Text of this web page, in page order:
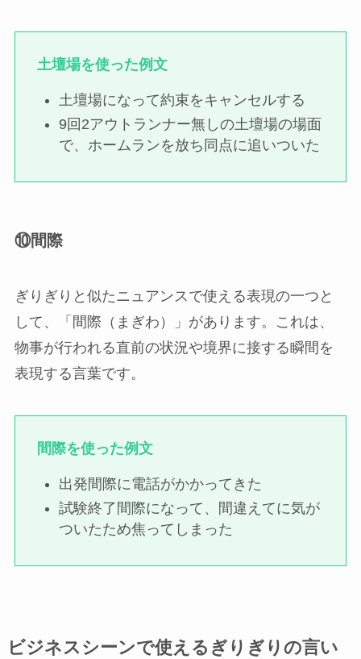
土壇場を使った例文
土壇場になって約束をキャンセルする
9回2アウトランナー無しの土壇場の場面
で、ホームランを放ち同点に追いついた
⑩間際
ぎりぎりと似たニュアンスで使える表現の一つと
して、「間際（まぎわ）」があります。これは、
物事が行われる直前の状況や境界に接する瞬間を
表現する言葉です。
間際を使った例文
出発間際に電話がかかってきた
試験終了間際になって、間違えてに気が
ついたため焦ってしまった
ビジネスシーンで使えるぎりぎりの言い